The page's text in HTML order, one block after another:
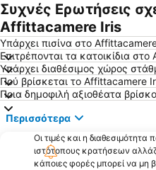
Συχνές Ερωτήσεις
Affittacamere Iris
Υπάρχει πισίνα στο
Επιτρέπονται τα κατοικίδια
Υπάρχει διαθέσιμος χώρος
Πού βρίσκεται το Affittacamere
Ποια δημοφιλή αξιοθέατα
Περισσότερα
Οι τιμές και η
ιστότοπους κρατήσεων
κάποιες φορές μπορεί να μη